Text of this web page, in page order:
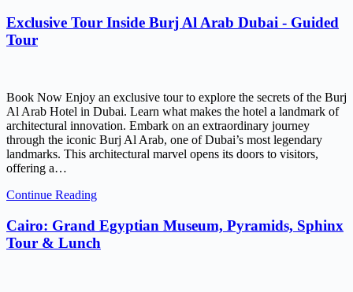
Exclusive Tour Inside Burj Al Arab Dubai - Guided
Tour
Book Now Enjoy an exclusive tour to explore the secrets of the Burj
Al Arab Hotel in Dubai. Learn what makes the hotel a landmark of
architectural innovation. Embark on an extraordinary journey
through the iconic Burj Al Arab, one of Dubai’s most legendary
landmarks. This architectural marvel opens its doors to visitors,
offering a…
Continue Reading
Cairo: Grand Egyptian Museum, Pyramids, Sphinx
Tour & Lunch